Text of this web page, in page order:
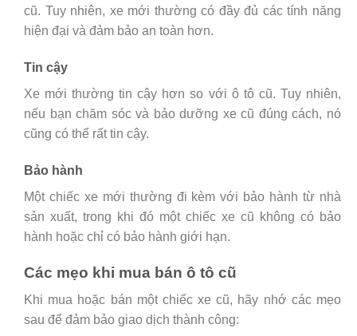
cũ. Tuy nhiên, xe mới thường có đầy đủ các tính năng
hiện đại và đảm bảo an toàn hơn.
Tin cậy
Xe mới thường tin cậy hơn so với ô tô cũ. Tuy nhiên,
nếu bạn chăm sóc và bảo dưỡng xe cũ đúng cách, nó
cũng có thể rất tin cậy.
Bảo hành
Một chiếc xe mới thường đi kèm với bảo hành từ nhà
sản xuất, trong khi đó một chiếc xe cũ không có bảo
hành hoặc chỉ có bảo hành giới hạn.
Các mẹo khi mua bán ô tô cũ
Khi mua hoặc bán một chiếc xe cũ, hãy nhớ các mẹo
sau để đảm bảo giao dịch thành công: